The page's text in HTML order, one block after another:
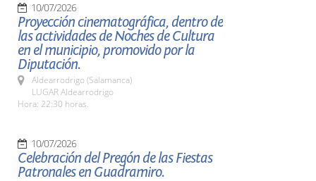
10/07/2026
Proyección cinematográfica, dentro de
las actividades de Noches de Cultura
en el municipio, promovido por la
Diputación.
Aldearrodrigo (Salamanca)
LUGAR Aldearrodrigo
Hora: 22:30 horas.
10/07/2026
Celebración del Pregón de las Fiestas
Patronales en Guadramiro.